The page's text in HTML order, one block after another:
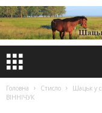
Головна Стисло
Шацьк у
ВІННІЧУК